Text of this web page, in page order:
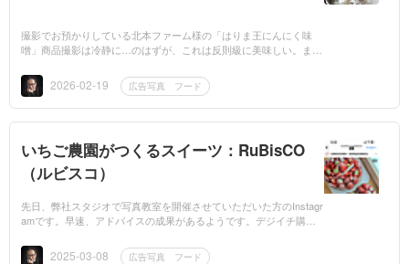
撮影でお預かりしている北本ファーム様の「はりま王にんにく味
噌」商品撮影は冷静に…のはずが、これは反則級に美味しい。まず
さらに試し...2026-02-19 広告写真 フード
いちご農園がつくるスイーツ：RuBisCO
（ルビスコ）
先日、弊社スタジオで写真教室を開催させていただいた方のInstagr
amです。早速、アドバイスの成果があるようです。デジイチ購入
を使いこなすこと...
2025-03-08 広告写真 フード